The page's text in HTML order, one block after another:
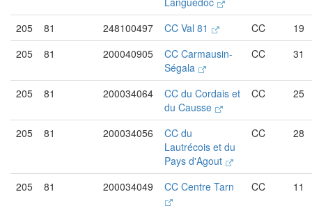
205 81 248100497 CC Val 81 CC
19
205
81 200040905
CC Carmausin-
Ségala
CC 31
205 81 200034064
CC du Cordais et
du Causse
CC 25
205 81 200034056
CC du
Lautrécois et du
Pays d'Agout
CC 28
205 81 200034049 CC Centre Tarn CC 11